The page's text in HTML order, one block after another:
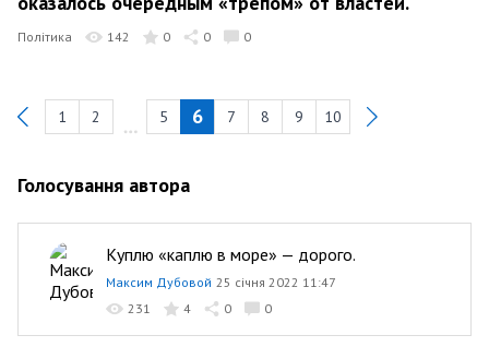
Політика 142 0 0 0
Previous
1 2 5 6 7 8 9 10
Голосування автора
Куплю «каплю в море» — дорого.
Максим Дубовой 25 січня 2022 11:47
231
4 0 0